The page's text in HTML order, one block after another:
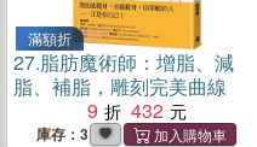
滿額折
27.脂肪魔術師：增脂、減
脂、補脂，雕刻完美曲線
9
432
庫存：3